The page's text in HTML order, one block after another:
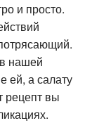
и просто.
нашей
ей, а салату
рецепт вы